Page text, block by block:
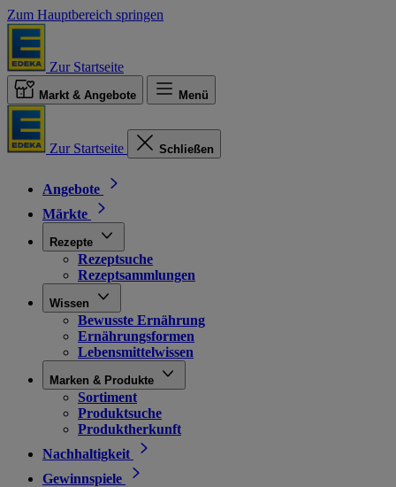
Zum Hauptbereich springen
Zur Startseite
Markt & Angebote Menü
Zur Startseite Schließen
Angebote
Märkte
Rezepte
Rezeptsuche
Rezeptsammlungen
Wissen
Bewusste Ernährung
Ernährungsformen
Lebensmittelwissen
Marken & Produkte
Sortiment
Produktsuche
Produktherkunft
Nachhaltigkeit
Gewinnspiele